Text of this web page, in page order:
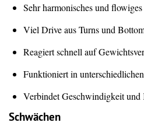
Sehr harmonisches und
Viel Drive aus Turns und
Reagiert schnell auf
Funktioniert in
Verbindet Geschwindigkeit und
Schwächen